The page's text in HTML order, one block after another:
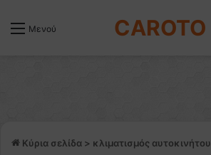
Μενού CAROTO
Κύρια σελίδα > κλιματισμός αυτοκινήτου